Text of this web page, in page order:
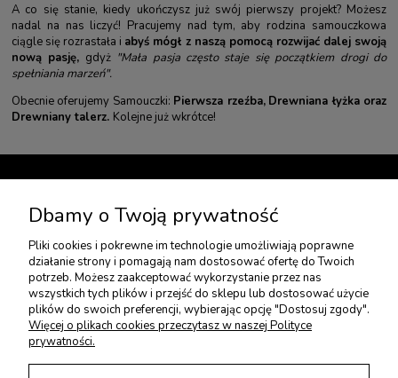
A co się stanie, kiedy ukończysz już swój pierwszy projekt? Możesz
nadal na nas liczyć! Pracujemy nad tym, aby rodzina samouczkowa
ciągle się rozrastała i abyś mógł z naszą pomocą rozwijać dalej swoją
nową pasję, gdyż "Mała pasja często staje się początkiem drogi do
spełniania marzeń".
Obecnie oferujemy Samouczki: Pierwsza rzeźba, Drewniana łyżkaoraz
Drewniany talerz. Kolejne już wkrótce!
USŁUGI DODATKOWE
PŁATNOŚCI I DOSTAWA
ZWROTY I REKLAMACJE
Dbamy o Twoją prywatność
Pliki cookies i pokrewne im technologie umożliwiają poprawne
działanie strony i pomagają nam dostosować ofertę do Twoich
potrzeb. Możesz zaakceptować wykorzystanie przez nas
wszystkich tych plików i przejść do sklepu lub dostosować użycie
plików do swoich preferencji, wybierając opcję "Dostosuj zgody".
Więcej o plikach cookies przeczytasz w naszej Polityce
prywatności.